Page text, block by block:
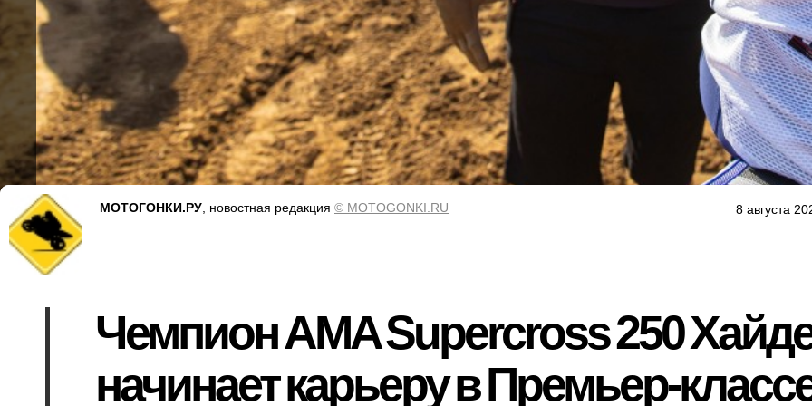
8 августа
МОТОГОНКИ.РУ , новостная редакция © MOTOGONKI.RU
Чемпион AMA Supercross 250
начинает карьеру в Премьер-